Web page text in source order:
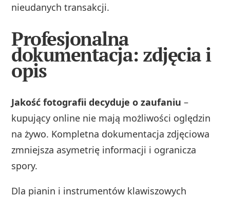
nieudanych transakcji.
Profesjonalna
dokumentacja: zdjęcia i
opis
Jakość fotografii decyduje o zaufaniu –
kupujący online nie mają możliwości oględzin
na żywo. Kompletna dokumentacja zdjęciowa
zmniejsza asymetrię informacji i ogranicza
spory.
Dla pianin i instrumentów klawiszowych